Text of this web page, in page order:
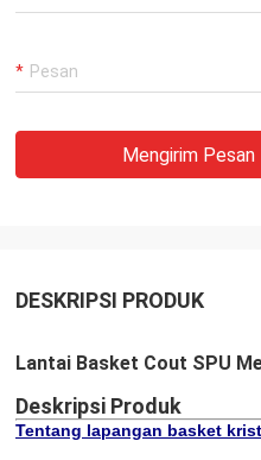
Mengirim Pesan
DESKRIPSI PRODUK
Lantai Basket Cout SPU
Deskripsi Produk
Tentang lapangan basket